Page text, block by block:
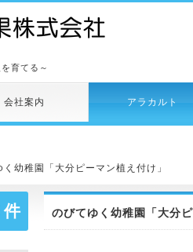
育てる～
会社案内 アラカルト
幼稚園「大分ピーマン植え付け」
のびてゆく幼稚園「大分